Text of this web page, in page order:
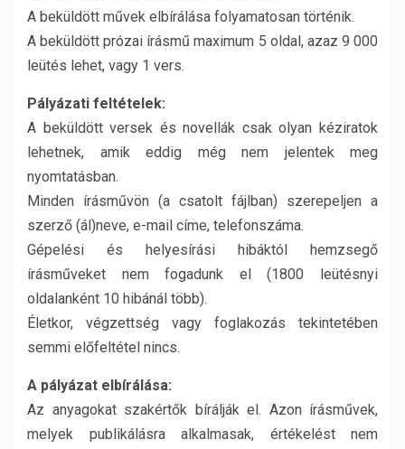
A beküldött művek elbírálása folyamatosan történik.
A beküldött prózai írásmű maximum 5 oldal, azaz 9 000
leütés lehet, vagy 1 vers.
Pályázati feltételek:
A beküldött versek és novellák csak olyan kéziratok
lehetnek, amik eddig még nem jelentek meg
nyomtatásban.
Minden írásművön (a csatolt fájlban) szerepeljen a
szerző (ál)neve, e-mail címe, telefonszáma.
Gépelési és helyesírási hibáktól hemzsegő
írásműveket nem fogadunk el (1800 leütésnyi
oldalanként 10 hibánál több).
Életkor, végzettség vagy foglakozás tekintetében
semmi előfeltétel nincs.
A pályázat elbírálása:
Az anyagokat szakértők bírálják el. Azon írásművek,
melyek publikálásra alkalmasak, értékelést nem